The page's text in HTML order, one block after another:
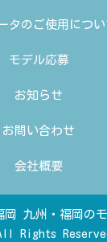
タのご使用につい
モデル応募
お知らせ
お問い合わせ
会社概要
九州・福岡の
Rights